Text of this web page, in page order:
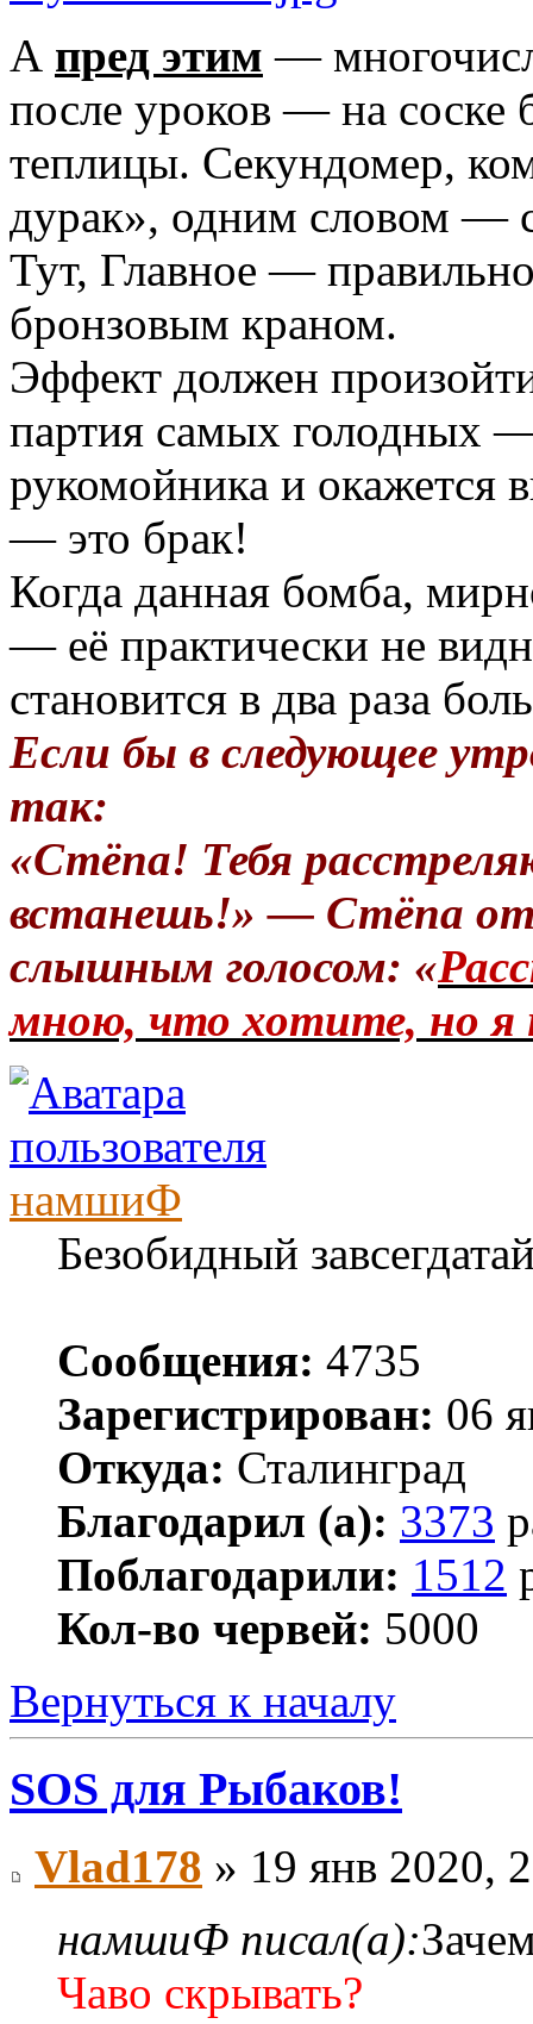
А пред этим —
после уроков — на соске
теплицы. Секундомер,
дурак», одним словом —
Тут, Главное —
бронзовым краном.
Эффект должен
партия самых голодных
рукомойника и окажется
— это брак!
Когда данная бомба,
— её практически не
становится в два раза
Если бы в следующее
так:
«Стёпа! Тебя
встанешь!» — Стёпа
слышным голосом: «
мною, что хотите, но я
намшиФ
Безобидный
Сообщения: 4735
Зарегистрирован: 06
Откуда: Сталинград
Благодарил (а): 3373
Поблагодарили: 1512
Кол-во червей: 5000
Вернуться к началу
SOS для Рыбаков!
Vlad178 » 19 янв 2020,
намшиФ писал(а):
Чаво скрывать?